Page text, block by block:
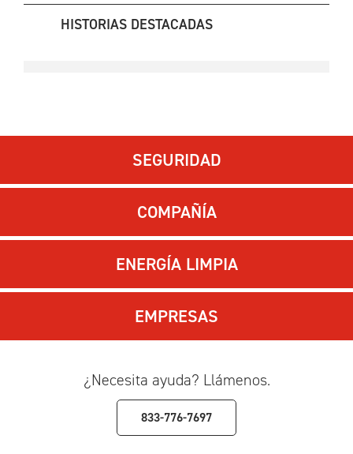
HISTORIAS DESTACADAS
SEGURIDAD
COMPAÑÍA
ENERGÍA LIMPIA
EMPRESAS
¿Necesita ayuda? Llámenos.
833-776-7697